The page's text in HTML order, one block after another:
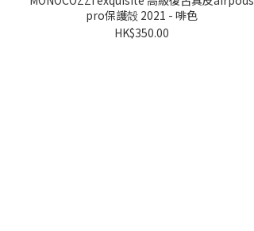
pro保護殻 2021 - 啡色
HK$350.00